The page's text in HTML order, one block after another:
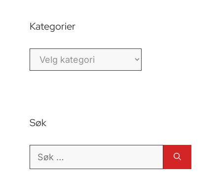
Kategorier
Kategorier
Søk
Søk